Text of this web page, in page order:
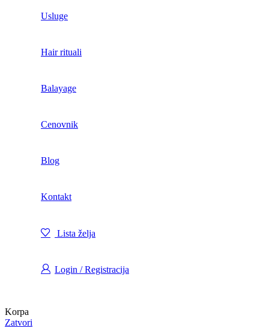
Usluge
Hair rituali
Balayage
Cenovnik
Blog
Kontakt
Lista želja
Login / Registracija
Korpa
Zatvori